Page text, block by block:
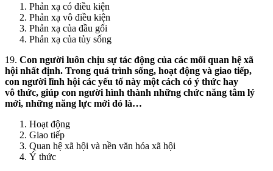
Phản xạ có điều kiện
Phản xạ vô điều kiện
Phản xạ của đầu gối
Phản xạ của tủy sống
19. Con người luôn chịu sự tác động của các mối quan hệ xã
hội nhất định. Trong quá trình sống, hoạt động và giao tiếp,
con người lĩnh hội các yếu tố này một cách có ý thức hay
vô thức, giúp con người hình thành những chức năng tâm lý
mới, những năng lực mới đó là…
Hoạt động
Giao tiếp
Quan hệ xã hội và nền văn hóa xã hội
Ý thức